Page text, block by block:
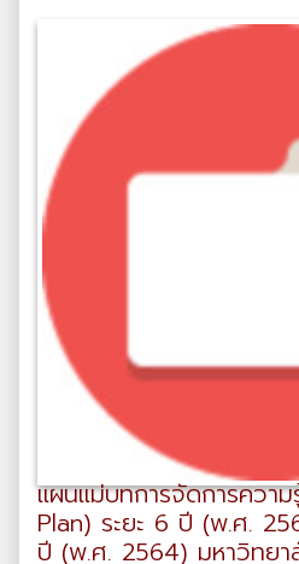
แผนแม่บทการจัดการควา
Plan) ระยะ 6 ปี (พ.ศ.
ปี (พ.ศ. 2564) มหาวิทยา